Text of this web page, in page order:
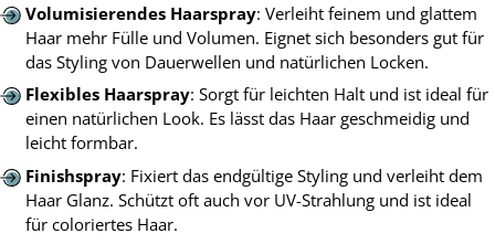
Volumisierendes Haarspray: Verleiht feinem und glattem
Haar mehr Fülle und Volumen. Eignet sich besonders gut für
das Styling von Dauerwellen und natürlichen Locken.
Flexibles Haarspray: Sorgt für leichten Halt und ist ideal für
einen natürlichen Look. Es lässt das Haar geschmeidig und
leicht formbar.
Finishspray: Fixiert das endgültige Styling und verleiht dem
Haar Glanz. Schützt oft auch vor UV-Strahlung und ist ideal
für coloriertes Haar.